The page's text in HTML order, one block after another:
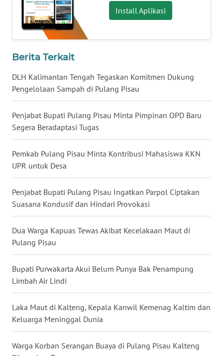
Install Aplikasi
Berita Terkait
DLH Kalimantan Tengah Tegaskan Komitmen Dukung
Pengelolaan Sampah di Pulang Pisau
Penjabat Bupati Pulang Pisau Minta Pimpinan OPD Baru
Segera Beradaptasi Tugas
Pemkab Pulang Pisau Minta Kontribusi Mahasiswa KKN
UPR untuk Desa
Penjabat Bupati Pulang Pisau Ingatkan Parpol Ciptakan
Suasana Kondusif dan Hindari Provokasi
Dua Warga Kapuas Tewas Akibat Kecelakaan Maut di
Pulang Pisau
Bupati Purwakarta Akui Belum Punya Bak Penampung
Limbah Air Lindi
Laka Maut di Kalteng, Kepala Kanwil Kemenag Kaltim dan
Keluarga Meninggal Dunia
Warga Korban Serangan Buaya di Pulang Pisau Kalteng
WN
NUSANTARA
WN
WN
WN
BALI
WN
KALBAR
WN
KALTENG
WN
KALTARA
WN
WN